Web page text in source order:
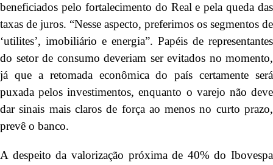
beneficiados pelo fortalecimento do Real e pela queda das
taxas de juros. “Nesse aspecto, preferimos os segmentos de
‘utilites’, imobiliário e energia”. Papéis de representantes
do setor de consumo deveriam ser evitados no momento,
já que a retomada econômica do país certamente será
puxada pelos investimentos, enquanto o varejo não deve
dar sinais mais claros de força ao menos no curto prazo,
prevê o banco.
A despeito da valorização próxima de 40% do Ibovespa